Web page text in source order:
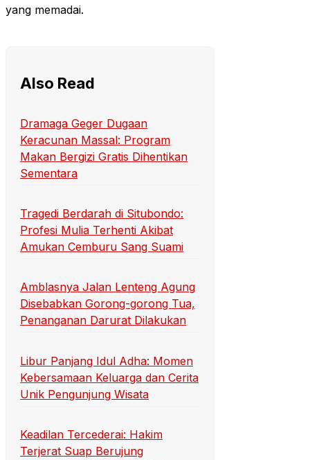
yang memadai.
Also Read
Dramaga Geger Dugaan
Keracunan Massal: Program
Makan Bergizi Gratis Dihentikan
Sementara
Tragedi Berdarah di Situbondo:
Profesi Mulia Terhenti Akibat
Amukan Cemburu Sang Suami
Amblasnya Jalan Lenteng Agung
Disebabkan Gorong-gorong Tua,
Penanganan Darurat Dilakukan
Libur Panjang Idul Adha: Momen
Kebersamaan Keluarga dan Cerita
Unik Pengunjung Wisata
Keadilan Tercederai: Hakim
Terjerat Suap Berujung